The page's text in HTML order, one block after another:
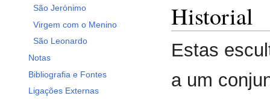
São Jerónimo
Virgem com o Menino
São Leonardo
Notas
Bibliografia e Fontes
Ligações Externas
Historial
Estas
a um